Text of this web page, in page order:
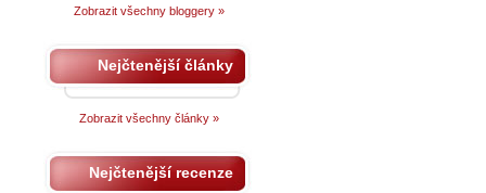
Zobrazit všechny bloggery »
Nejčtenější články
Zobrazit všechny články »
Nejčtenější recenze